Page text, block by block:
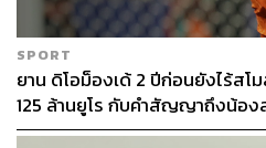
SPORT
ยาน ดิโอม็องเด้ 2 ปีก่อนยังไร้สโ
125 ล้านยูโร กับคำสัญญาถึงน้อง